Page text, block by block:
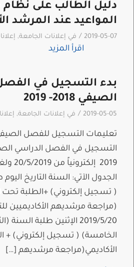
دليل الطالب على
المواعيد عند المرشد
2019-05-07
/ في إعلانات الجامعة,
اقرأ المزيد
بدء التسجيل في
الصيفي 2018- 2019
2019-05-05
/ في إعلانات الجامعة,
الجدول الآتي: السنة التاريخ
( تسجيل إلكتروني) +الطلبة تحت
(مراجعة مرشديهم الأكاديميين
2019/5/20 الإثنين طلبة السنة
الخامسة) ( تسجيل إلكتروني) +
الأكاديمي(مراجعة مرشديهم […]